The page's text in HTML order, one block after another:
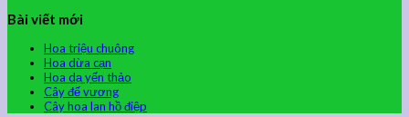
Bài viết mới
Hoa triệu chuông
Hoa dừa cạn
Hoa dạ yến thảo
Cây đế vương
Cây hoa lan hồ điệp